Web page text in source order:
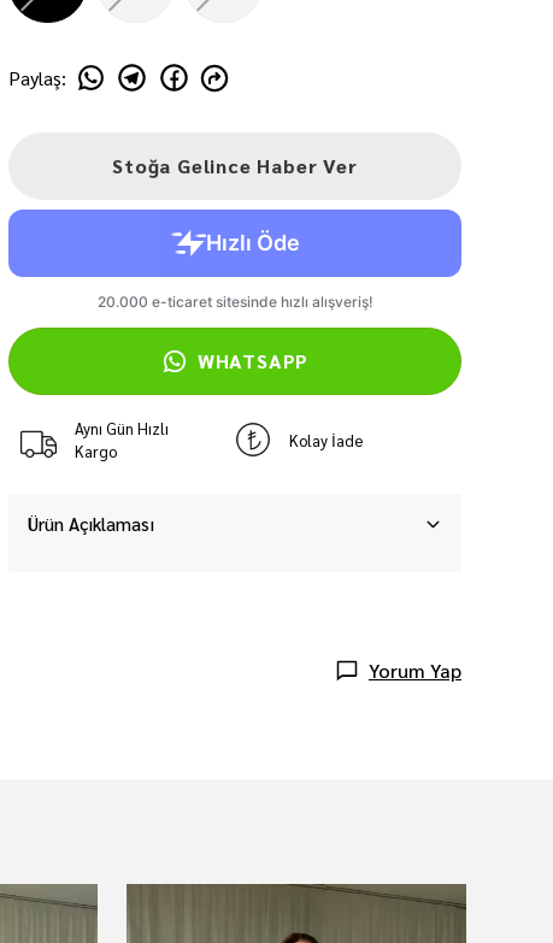
Paylaş:
Stoğa Gelince Haber Ver
WHATSAPP
Aynı Gün Hızlı
Kargo
Kolay İade
Ürün Açıklaması
Yorum Yap